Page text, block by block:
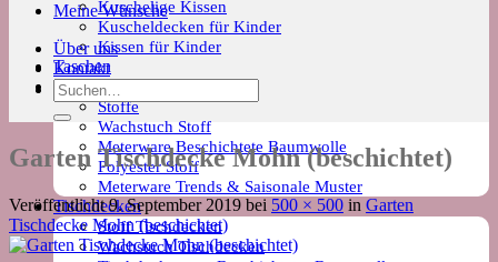
Kuschelige Kissen
Kuscheldecken für Kinder
Kissen für Kinder
Taschen
Meterware
Stoffe
Wachstuch Stoff
Meterware Beschichtete Baumwolle
Polyester Stoff
Meterware Trends & Saisonale Muster
Tischdecken
Stoff Tischdecken
Wachstuch Tischdecken
Meine Wünsche
Über uns
Kontakt
Suchen
nach:
Garten Tischdecke Mohn (beschichtet)
Veröffentlicht9. September 2019 bei 500 × 500 in Garten
Tischdecke Mohn (beschichtet)